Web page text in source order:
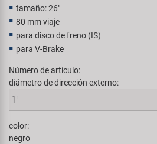
tamaño: 26"
80 mm viaje
para disco de freno (IS)
para V-Brake
Número de artículo:
diámetro de dirección externo:
color:
negro